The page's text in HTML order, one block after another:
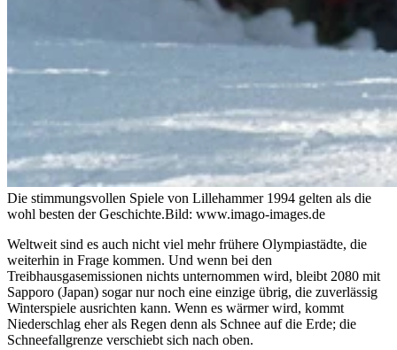
Die stimmungsvollen Spiele von Lillehammer 1994 gelten als die
wohl besten der Geschichte.Bild: www.imago-images.de
Weltweit sind es auch nicht viel mehr frühere Olympiastädte, die
weiterhin in Frage kommen. Und wenn bei den
Treibhausgasemissionen nichts unternommen wird, bleibt 2080 mit
Sapporo (Japan) sogar nur noch eine einzige übrig, die zuverlässig
Winterspiele ausrichten kann. Wenn es wärmer wird, kommt
Niederschlag eher als Regen denn als Schnee auf die Erde; die
Schneefallgrenze verschiebt sich nach oben.